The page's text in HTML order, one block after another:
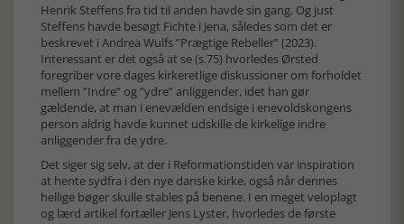
Henrik Steffens fra tid til anden havde sin gang. Og just
Steffens havde besøgt Fichte i Jena, således som det er
beskrevet i Andrea Wulfs ”Prægtige Rebeller” (2023).
Interessant er det også at se (s.75) hvorledes Ørsted
foregriber vore dages kirkeretlige diskussioner om forholdet
mellem ”Indre” og ”ydre” anliggender, idet han gør
gældende, at man i enevælden endsige i enevoldskongens
person aldrig havde kunnet udskille de kirkelige indre
anliggender fra de ydre.
Det siger sig selv, at der i Reformationstiden var inspiration
at hente sydfra i den nye danske kirke, også når dennes
hellige bøger skulle stables på benene. I en meget veloplagt
og lærd artikel fortæller Jens Lyster, hvorledes de første